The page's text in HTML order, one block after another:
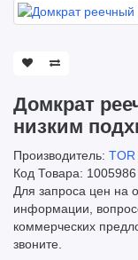
Домкрат
низким
Производитель:
Код Товара: 1005986
Для запроса цен на
информации,
коммерческих
звоните.